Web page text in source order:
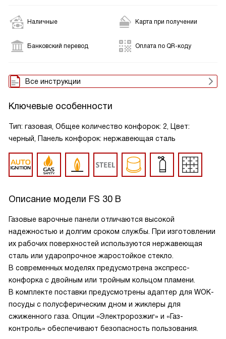
Наличные Карта при получении
Банковский перевод Оплата по QR-коду
Все инструкции
Ключевые особенности
Тип: газовая, Общее количество конфорок: 2, Цвет:
черный, Панель конфорок: нержавеющая сталь
Описание модели FS 30 B
Газовые варочные панели отличаются высокой
надежностью и долгим сроком службы. При изготовлении
их рабочих поверхностей используются нержавеющая
сталь или ударопрочное жаростойкое стекло.
В современных моделях предусмотрена экспресс-
конфорка с двойным или тройным кольцом пламени.
В комплекте поставки предусмотрены адаптер для WOK-
посуды с полусферическим дном и жиклеры для
сжиженного газа. Опции «Электророзжиг» и «Газ-
контроль» обеспечивают безопасность пользования.